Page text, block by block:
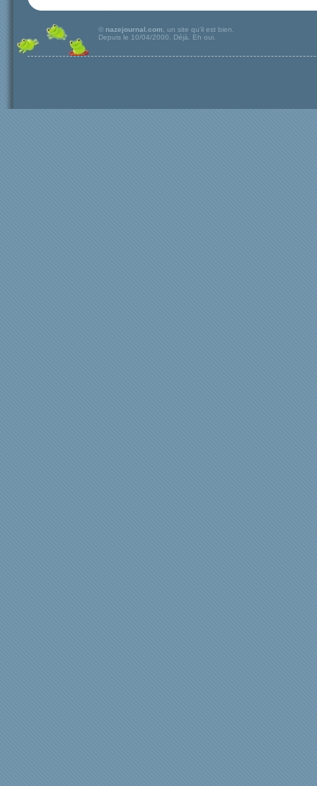
© nazejournal.com , un site qu'il est bien.
Depuis le 10/04/2000. Déjà. Eh oui.